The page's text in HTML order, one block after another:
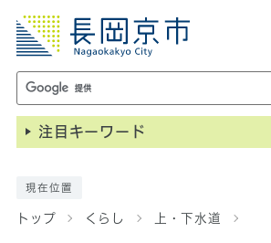
注目キーワード
現在位置
トップ くらし 上・下水道